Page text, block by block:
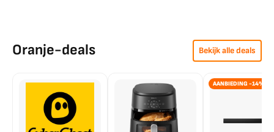
Oranje-deals Bekijk alle deals
AANBIEDING -14%